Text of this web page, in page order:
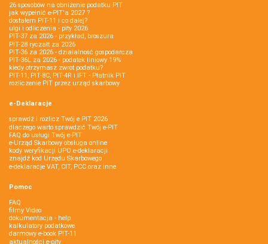
26 sposobów na obniżenie podatku PIT
jak wypełnić e-PIT'a 2027 ?
dostałem PIT-11 i co dalej?
ulgi i odliczenia - pity 2026
PIT-37 za 2026 - przykład, broszura
PIT-28 ryczałt za 2026
PIT-36 za 2026 - działalność gospodarcza
PIT-36L za 2026 - podatek liniowy 19%
kiedy otrzymasz zwrot podatku?
PIT-11, PIT-8C, PIT-4R i IFT - Płatnik PIT
rozliczenie PIT przez urząd skarbowy
e-Deklaracje
sprawdź i rozlicz Twój e PIT 2026
dlaczego warto sprawdzić Twój e-PIT
FAQ do usługi Twój e-PIT
e-Urząd Skarbowy obsługa online
kody weryfikacji UPO e-deklaracji
znajdź kod Urzędu Skarbowego
e-deklaracje VAT, CIT, PCC oraz inne
Pomoc
FAQ
filmy Video
dokumentacja - help
kalkulatory podatkowe
darmowy e-book PIT-11
aktualności e-pity